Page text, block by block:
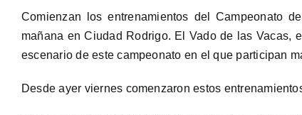
Comienzan los entrenamientos del Campeonato
mañana en Ciudad Rodrigo. El Vado de las Vacas,
escenario de este campeonato en el que participan
Desde ayer viernes comenzaron estos